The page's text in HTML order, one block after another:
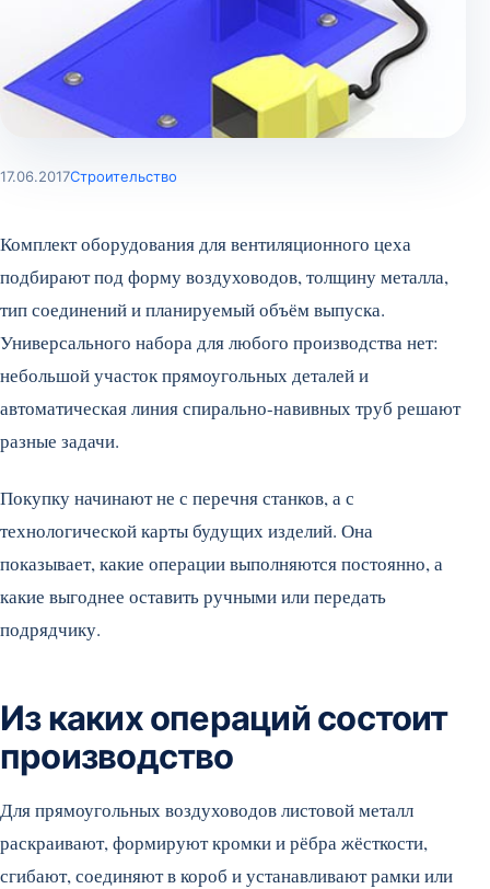
17.06.2017Строительство
Комплект оборудования для вентиляционного цеха
подбирают под форму воздуховодов, толщину металла,
тип соединений и планируемый объём выпуска.
Универсального набора для любого производства нет:
небольшой участок прямоугольных деталей и
автоматическая линия спирально-навивных труб решают
разные задачи.
Покупку начинают не с перечня станков, а с
технологической карты будущих изделий. Она
показывает, какие операции выполняются постоянно, а
какие выгоднее оставить ручными или передать
подрядчику.
Из каких операций состоит
производство
Для прямоугольных воздуховодов листовой металл
раскраивают, формируют кромки и рёбра жёсткости,
сгибают, соединяют в короб и устанавливают рамки или